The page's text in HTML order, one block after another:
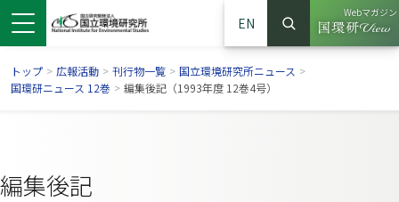
EN
サイト内検索
検索
Webマガジン
（別ウイ
トップ > 広報活動 > 刊行物一覧 > 国立環境研究所ニュース >
国環研ニュース 12巻 > 編集後記（1993年度 12巻4号）
編集後記